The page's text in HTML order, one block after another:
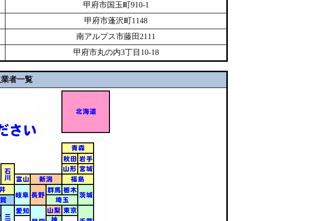
甲府市国玉町910-1
甲府市蓬沢町1148
南アルプス市藤田2111
甲府市丸の内3丁目10-18
者一覧